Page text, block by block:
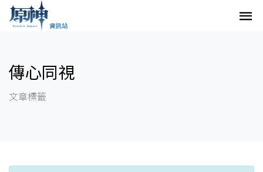
傳心同視
文章標籤